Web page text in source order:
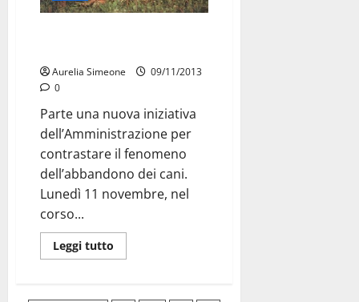
Aurelia Simeone
09/11/2013
0
Parte una nuova iniziativa
dell’Amministrazione per
contrastare il fenomeno
dell’abbandono dei cani.
Lunedì 11 novembre, nel
corso...
Leggi tutto